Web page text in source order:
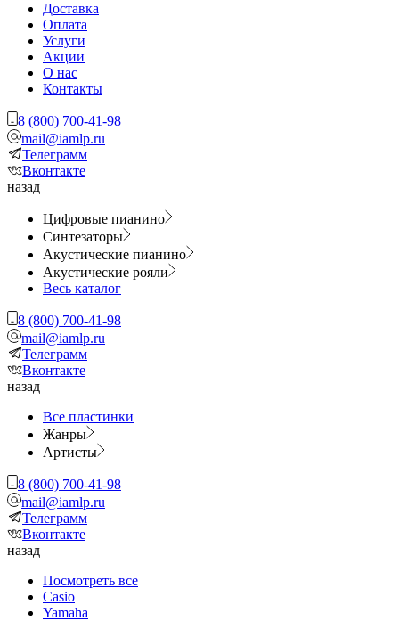
Доставка
Оплата
Услуги
Акции
О нас
Контакты
8 (800) 700-41-98
mail@iamlp.ru
Телеграмм
Вконтакте
назад
Цифровые пианино
Синтезаторы
Акустические пианино
Акустические рояли
Весь каталог
8 (800) 700-41-98
mail@iamlp.ru
Телеграмм
Вконтакте
назад
Все пластинки
Жанры
Артисты
8 (800) 700-41-98
mail@iamlp.ru
Телеграмм
Вконтакте
назад
Посмотреть все
Casio
Yamaha